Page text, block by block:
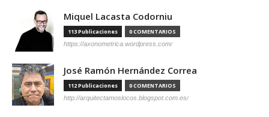
Miquel Lacasta Codorniu
113 Publicaciones 0 COMENTARIOS
https://axonometrica.wordpress.com/
José Ramón Hernández Correa
112 Publicaciones 0 COMENTARIOS
http://arquitectamoslocos.blogspot.com.es/